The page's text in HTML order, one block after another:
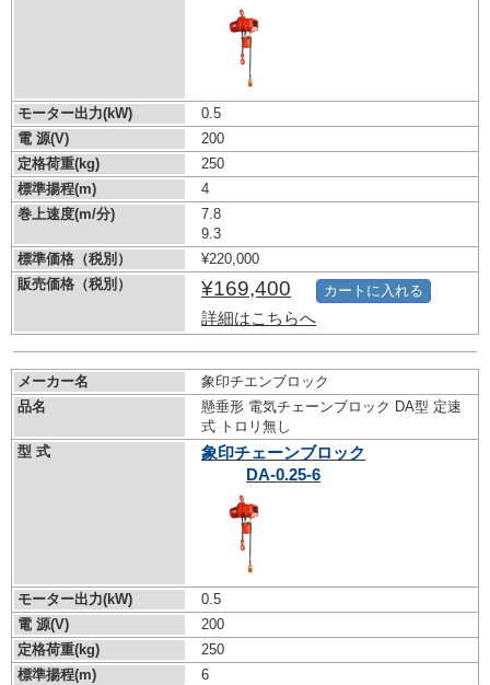
モーター出力(kW)
0.5
電 源(V)
200
定格荷重(kg)
250
標準揚程(m)
4
巻上速度(m/分)
7.8
9.3
標準価格（税別）
¥220,000
販売価格（税別）
¥169,400
詳細はこちらへ
カートに入れる
メーカー名
象印チエンブロック
品名
懸垂形 電気チェーンブロック DA型 定速
式 トロリ無し
型 式
象印チェーンブロック
DA-0.25-6
モーター出力(kW)
0.5
電 源(V)
200
定格荷重(kg)
250
標準揚程(m)
6